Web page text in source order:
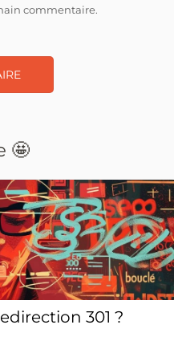
commentaire.
🤩
301 ?